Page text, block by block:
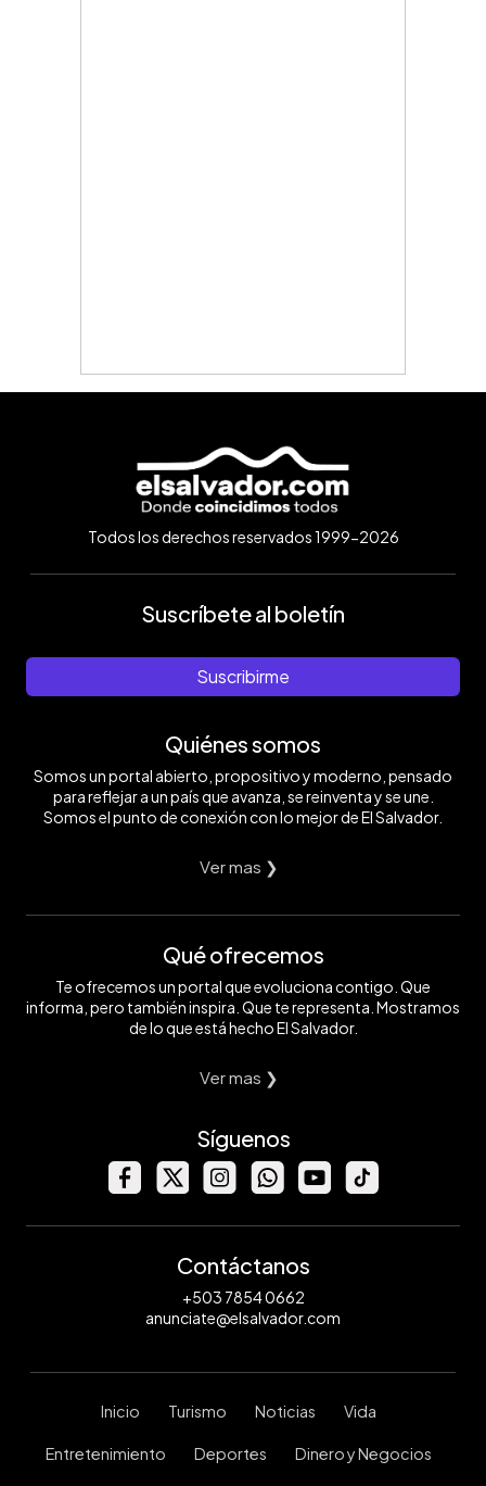
Todos los derechos reservados 1999-2026
Suscríbete al boletín
Suscribirme
Quiénes somos
Somos un portal abierto, propositivo y moderno, pensado
para reflejar a un país que avanza, se reinventa y se une.
Somos el punto de conexión con lo mejor de El Salvador.
Ver mas ❯
Qué ofrecemos
Te ofrecemos un portal que evoluciona contigo. Que
informa, pero también inspira. Que te representa. Mostramos
de lo que está hecho El Salvador.
Ver mas ❯
Síguenos
Contáctanos
+503 7854 0662
anunciate@elsalvador.com
Inicio Turismo Noticias Vida
Entretenimiento Deportes Dinero y Negocios